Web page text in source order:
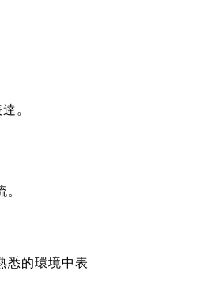
。
悉的環境中表